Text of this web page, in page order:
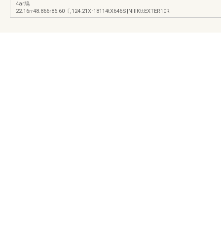
4ar鳩
22.16rr48.866r86.60〔,124.21Xr18114tX646S‖NⅢKttEXTER10R